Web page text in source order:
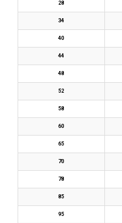
28
34
40
44
48
52
58
60
65
70
78
85
95